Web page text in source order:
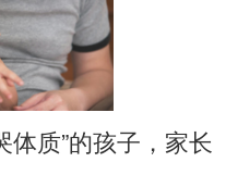
体质”的孩子，家长